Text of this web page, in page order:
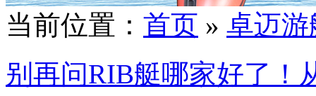
当前位置： 首页 » 卓迈
别再问RIB艇哪家好了！